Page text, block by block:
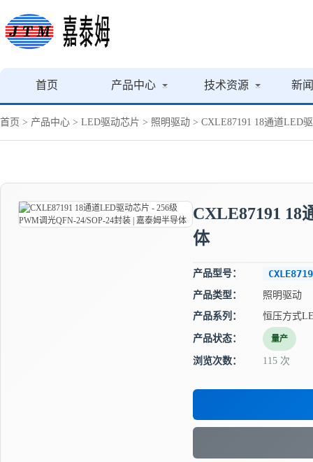
首页 产品中心 技术资源 新
首页 > 产品中心 > LED驱动芯片 > 照明驱动 > CXLE87191 18通道LED
CXLE87191 18
体
产品型号：
产品类型：
照明驱动
产品系列：
恒压方式
产品状态： 量产
浏览次数： 115 次